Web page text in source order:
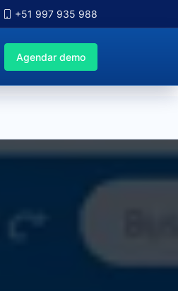
+51 997 935 988
Agendar demo